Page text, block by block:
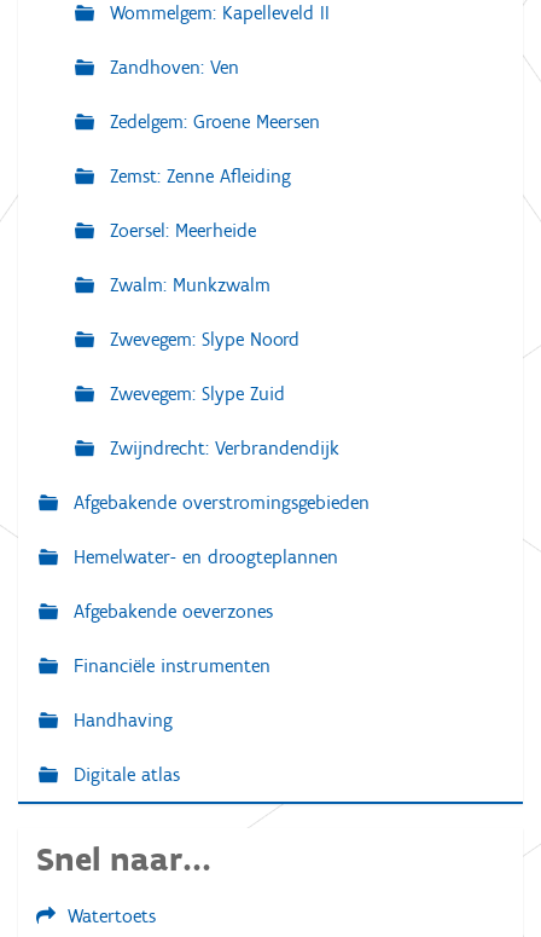
Wommelgem: Kapelleveld II
Zandhoven: Ven
Zedelgem: Groene Meersen
Zemst: Zenne Afleiding
Zoersel: Meerheide
Zwalm: Munkzwalm
Zwevegem: Slype Noord
Zwevegem: Slype Zuid
Zwijndrecht: Verbrandendijk
Afgebakende overstromingsgebieden
Hemelwater- en droogteplannen
Afgebakende oeverzones
Financiële instrumenten
Handhaving
Digitale atlas
Snel naar...
Watertoets